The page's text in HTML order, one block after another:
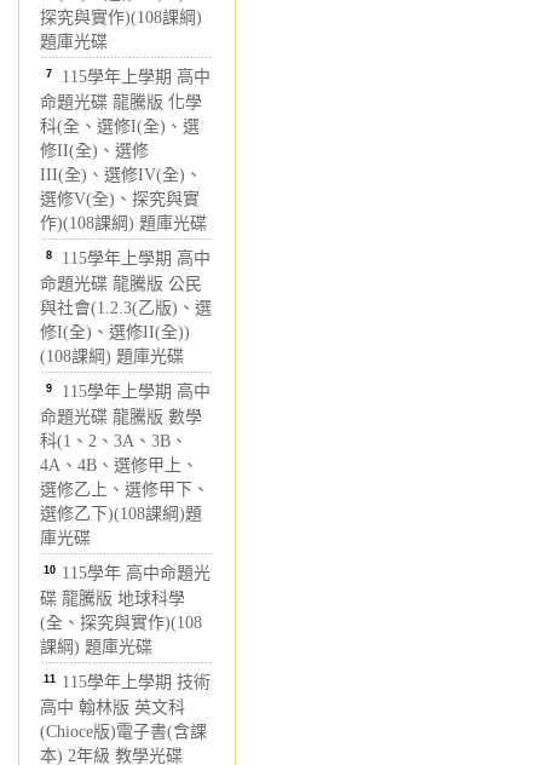
探究與實作)(108課綱)
題庫光碟
7 115學年上學期 高中
命題光碟 龍騰版 化學
科(全、選修I(全)、選
修II(全)、選修
III(全)、選修IV(全)、
選修V(全)、探究與實
作)(108課綱) 題庫光碟
8 115學年上學期 高中
命題光碟 龍騰版 公民
與社會(1.2.3(乙版)、選
修I(全)、選修II(全))
(108課綱) 題庫光碟
9 115學年上學期 高中
命題光碟 龍騰版 數學
科(1、2、3A、3B、
4A、4B、選修甲上、
選修乙上、選修甲下、
選修乙下)(108課綱)題
庫光碟
10 115學年 高中命題光
碟 龍騰版 地球科學
(全、探究與實作)(108
課綱) 題庫光碟
11 115學年上學期 技術
高中 翰林版 英文科
(Chioce版)電子書(含課
本) 2年級 教學光碟